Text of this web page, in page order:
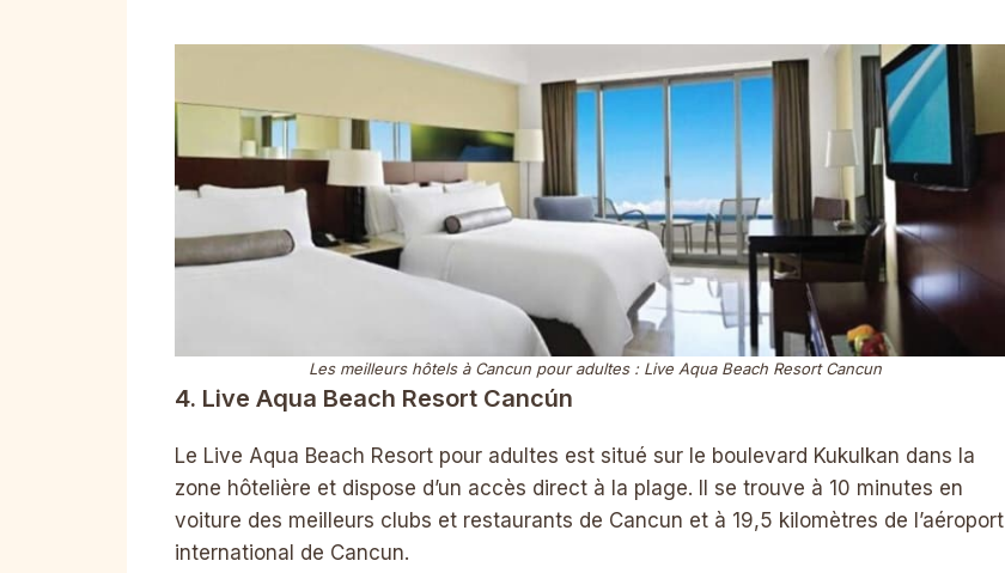
Les meilleurs hôtels à Cancun pour adultes : Live Aqua Beach Resort Cancun
4. Live Aqua Beach Resort Cancún
Le Live Aqua Beach Resort pour adultes est situé sur le boulevard Kukulkan dans la
zone hôtelière et dispose d’un accès direct à la plage. Il se trouve à 10 minutes en
voiture des meilleurs clubs et restaurants de Cancun et à 19,5 kilomètres de l’aéroport
international de Cancun.